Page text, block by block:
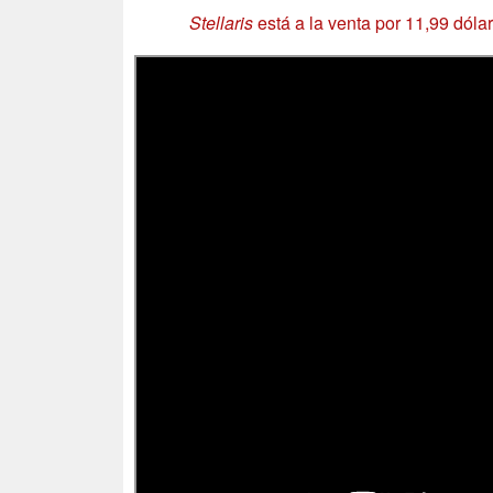
Stellarisestá a la venta por 11,99